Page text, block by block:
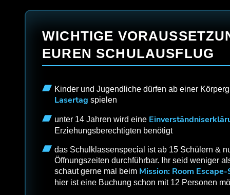
WICHTIGE
EUREN SCHULAUSFLUG
Kinder und Jugendliche dürfen ab einer
Lasertag spielen
unter 14 Jahren wird eine
Erziehungsberechtigten benötigt
das Schulklassenspecial ist ab 15 Schülern &
Öffnungszeiten durchführbar. Ihr seid weniger
schaut gerne mal beim Mission: Room
hier ist eine Buchung schon mit 12 Personen